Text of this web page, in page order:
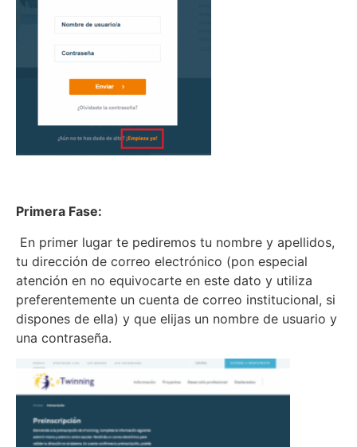
Primera Fase:
En primer lugar te pediremos tu nombre y apellidos,
tu dirección de correo electrónico (pon especial
atención en no equivocarte en este dato y utiliza
preferentemente un cuenta de correo institucional, si
dispones de ella) y que elijas un nombre de usuario y
una contraseña.